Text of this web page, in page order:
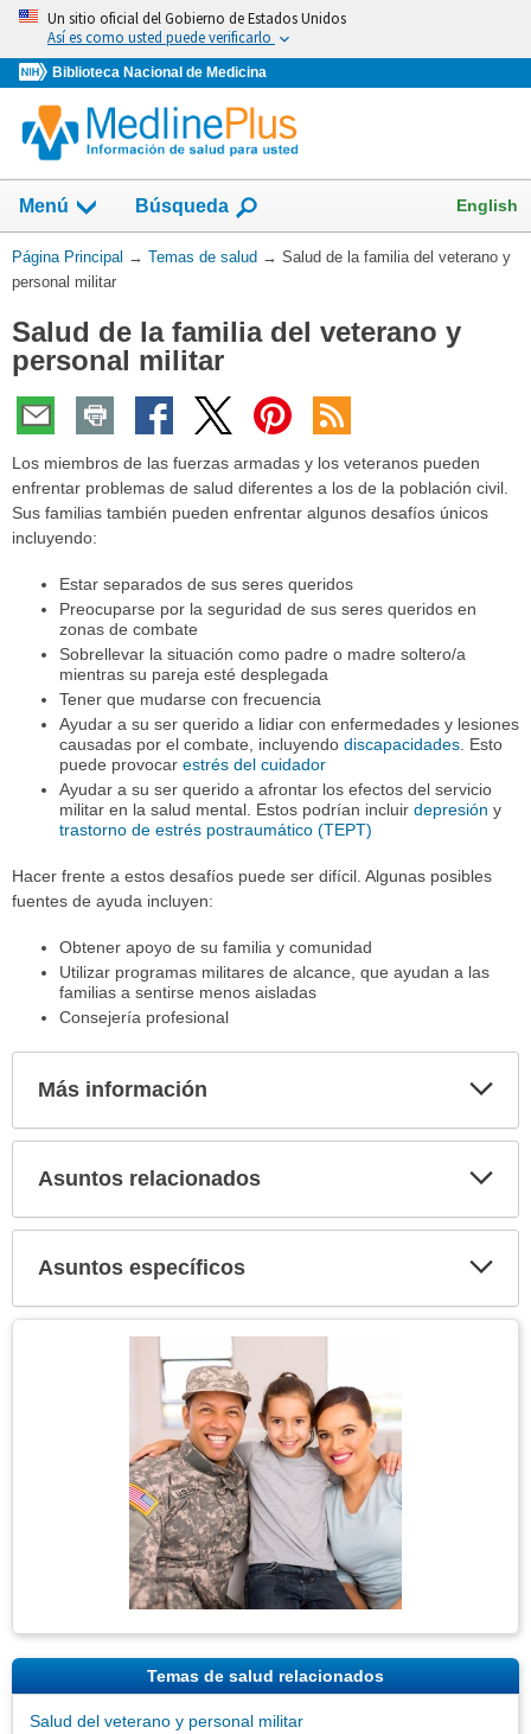
Omita
vaya
al
Contenido
Un sitio oficial del Gobierno de Estados Unidos
Así es como usted puede verificarlo
Biblioteca Nacional de Medicina
Menú
Mostrar
campo
de
Búsqueda English
Usted
está
Página Principal → Temas de salud → Salud de la familia del veterano y
personal militar
Salud de la familia del veterano y
personal militar
Los miembros de las fuerzas armadas y los veteranos pueden
enfrentar problemas de salud diferentes a los de la población civil.
Sus familias también pueden enfrentar algunos desafíos únicos
incluyendo:
Estar separados de sus seres queridos
Preocuparse por la seguridad de sus seres queridos en
zonas de combate
Sobrellevar la situación como padre o madre soltero/a
mientras su pareja esté desplegada
Tener que mudarse con frecuencia
Ayudar a su ser querido a lidiar con enfermedades y lesiones
causadas por el combate, incluyendo discapacidades. Esto
puede provocar estrés del cuidador
Ayudar a su ser querido a afrontar los efectos del servicio
militar en la salud mental. Estos podrían incluir depresión y
trastorno de estrés postraumático (TEPT)
Hacer frente a estos desafíos puede ser difícil. Algunas posibles
fuentes de ayuda incluyen:
Obtener apoyo de su familia y comunidad
Utilizar programas militares de alcance, que ayudan a las
familias a sentirse menos aisladas
Consejería profesional
Más información
Asuntos relacionados
Asuntos específicos
Temas de salud relacionados
Salud del veterano y personal militar